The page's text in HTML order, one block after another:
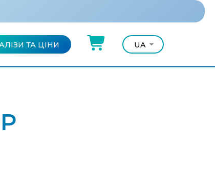
ТА ЦІНИ
UA